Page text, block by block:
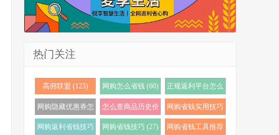
热门关注
高佣联盟 (123) 网购怎么省钱 (60)
正规返利平台怎么
选 (56)
网购隐藏优惠券怎
么找 (38)
怎么查商品历史价
格 (35)
网购省钱实用技巧
(33)
网购返利省钱技巧
网购省钱技巧 (27)
网购省钱工具推荐